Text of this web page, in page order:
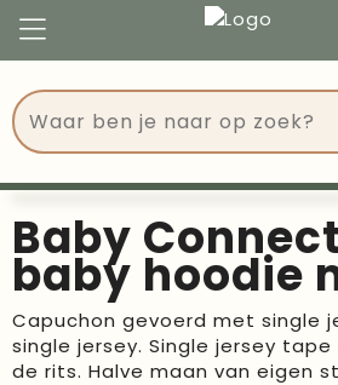
Tassen
Drinkwaren
Events
Give Aways
Congres
Events
Kerst
Verjaardagen
Voetbal, EK en WK
Baby
baby hoodie
Capuchon gevoerd met single
single jersey. Single jersey
de rits. Halve maan van eigen